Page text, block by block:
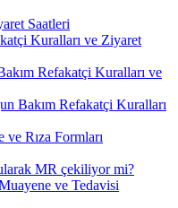
Saatleri
Kuralları ve Ziyaret
Refakatçi Kuralları ve
Bakım Refakatçi Kuralları
Rıza Formları
MR çekiliyor mi?
ve Tedavisi